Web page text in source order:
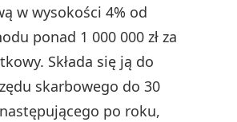
w wysokości 4% od
ponad 1 000 000 zł za
Składa się ją do
skarbowego do 30
po roku,